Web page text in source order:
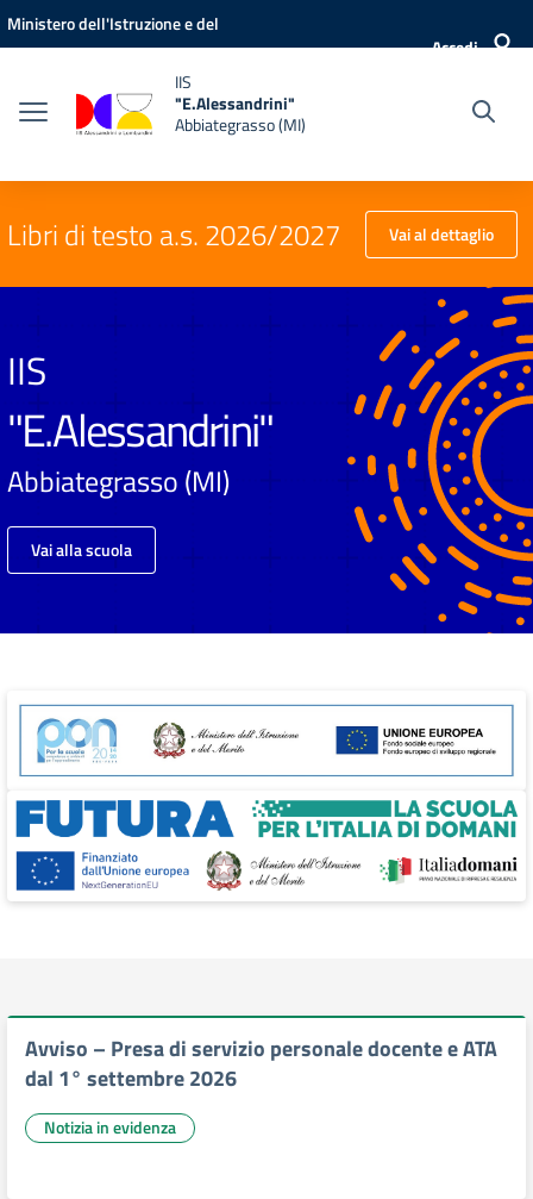
Vai ai contenuti
Vai al menu di navigazione
Vai al footer
Ministero dell'Istruzione e del
Accedi
IIS
"E.Alessandrini"
Abbiategrasso (MI)
Libri di testo a.s. 2026/2027 Vai al dettaglio
IIS
"E.Alessandrini"
Abbiategrasso (MI)
Vai alla scuola
Avviso – Presa di servizio personale docente e ATA
dal 1° settembre 2026
Notizia in evidenza